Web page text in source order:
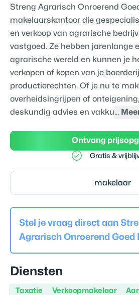
Streng Agrarisch Onroerend
makelaarskantoor die
en verkoop van agrarische
vastgoed. Ze hebben jarenlange
agrarische wereld en kunnen je
verkopen of kopen van je
productierechten. Of je nu te
overheidsingrijpen of
deskundig advies en vakku...
Ontvang
Gratis &
makelaar
Stel je vraag direct aan
Agrarisch Onroerend Goed
Diensten
Taxatie Verkoopmakelaar